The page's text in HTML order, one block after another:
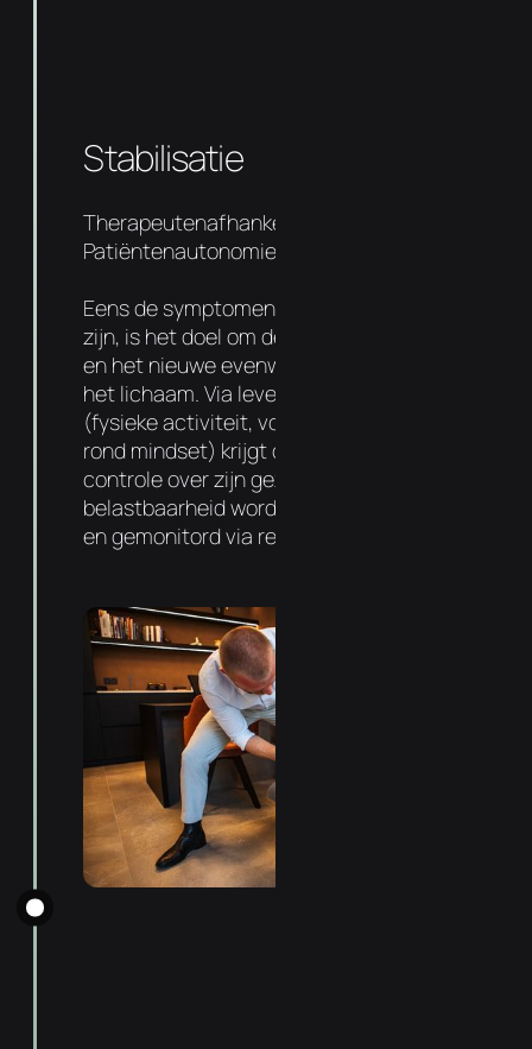
Stabilisatie
Therapeutenafhankelijkheid 50%
Patiëntenautonomie 50%
Eens de symptomen en oorzaak aangepakt
zijn, is het doel om de basis sterker te maken
en het nieuwe evenwicht te verankeren in
het lichaam. Via levensstijl aanpassingen
(fysieke activiteit, voedingsadvies entips
rond mindset) krijgt de patiënt meer
controle over zijn gezondheid. De
belastbaarheid wordt progressief verhoogd
en gemonitord via regelmatige follow-ups.